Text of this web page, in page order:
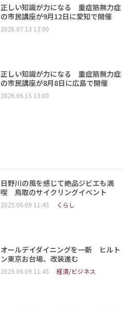
正しい知識が力になる 重症筋無力症
の市民講座が9月12日に愛知で開催
2026.07.13 13:00
正しい知識が力になる 重症筋無力症
の市民講座が8月8日に広島で開催
2026.06.15 13:00
日野川の風を感じて絶品ジビエも満
喫 鳥取のサイクリングイベント
2025.06.09 11:45 くらし
オールデイダイニングを一新 ヒルト
ン東京お台場、改装進む
2025.06.09 11:45 経済/ビジネス